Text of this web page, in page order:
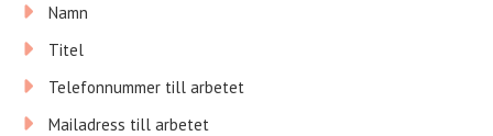
Namn
Titel
Telefonnummer till arbetet
Mailadress till arbetet